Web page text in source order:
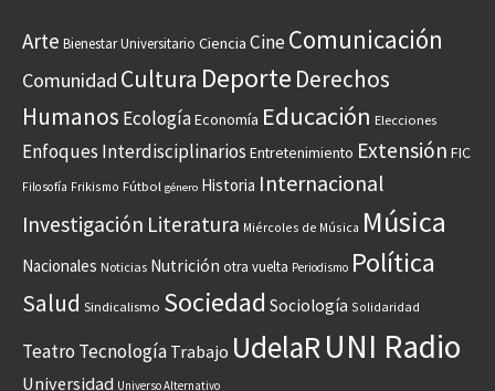
Arte Bienestar Universitario Ciencia CineComunicación
Comunidad Cultura Deporte Derechos
Humanos EcologíaEconomía Educación Elecciones
Enfoques Interdisciplinarios Entretenimiento Extensión FIC
Filosofía Frikismo Fútbol género Historia Internacional
Investigación Literatura Miércoles de Música Música
Nacionales Noticias Nutrición otra vuelta Periodismo Política
Salud Sindicalismo Sociedad Sociología Solidaridad
Teatro Tecnología Trabajo UdelaRUNI Radio
Universidad Universo Alternativo